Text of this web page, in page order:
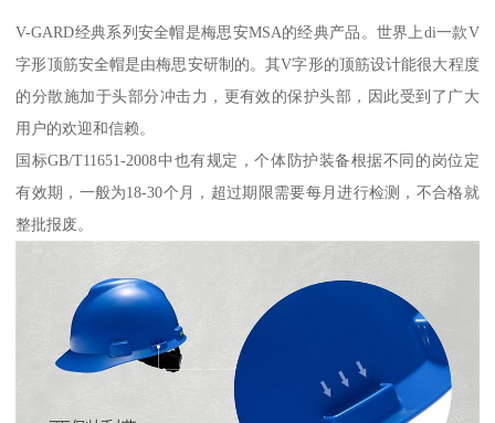
V-GARD经典系列安全帽是梅思安MSA的经典产品。世界上di一款V
字形顶筋安全帽是由梅思安研制的。其V字形的顶筋设计能很大程度
的分散施加于头部分冲击力，更有效的保护头部，因此受到了广大
用户的欢迎和信赖。
国标GB/T11651-2008中也有规定，个体防护装备根据不同的岗位定
有效期，一般为18-30个月，超过期限需要每月进行检测，不合格就
整批报废。